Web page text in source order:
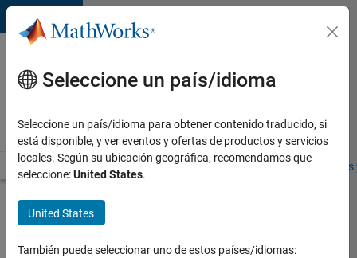
Saltar al contenido
Ofertas
de
empleo
MathWorks
Visión general Búsqueda de empleo Oficinas locales
Enviar
solicitud
Seleccione un país/idioma
Seleccione un país/idioma para obtener contenido traducido, si
está disponible, y ver eventos y ofertas de productos y servicios
locales. Según su ubicación geográfica, recomendamos que
seleccione:United States.
United States
También puede seleccionar uno de estos países/idiomas: